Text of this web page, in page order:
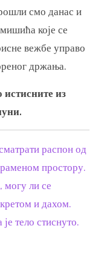
смо данас и
које се
вежбе управо
држања.
из
распон од
простору.
могу ли се
и дахом.
тело стиснуто.